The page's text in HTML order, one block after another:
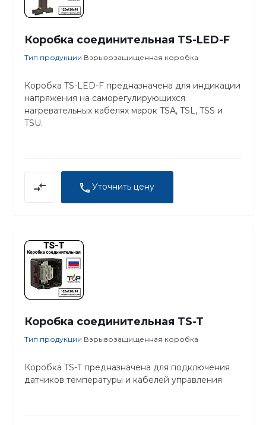
Коробка соединительная TS-LED-F
Тип продукции Взрывозащищенная коробка
Коробка TS-LED-F предназначена для индикации
напряжения на саморегулирующихся
нагревательных кабелях марок TSA, TSL, TSS и
TSU.
Уточнить цену
Коробка соединительная TS-T
Тип продукции Взрывозащищенная коробка
Коробка TS-T предназначена для подключения
датчиков температуры и кабелей управления